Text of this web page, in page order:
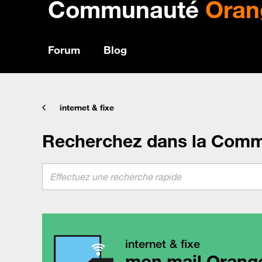
Communauté
Forum Blog
internet & fixe
Recherchez dans la
internet & fixe